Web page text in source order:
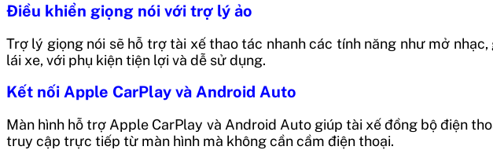
Điều khiển giọng nói với trợ lý ảo
Trợ lý giọng nói sẽ hỗ trợ tài xế thao tác nhanh các tính năng như mở
lái xe, với phụ kiện tiện lợi và dễ sử dụng.
Kết nối Apple CarPlay và Android Auto
Màn hình hỗ trợ Apple CarPlay và Android Auto giúp tài xế đồng bộ điện
truy cập trực tiếp từ màn hình mà không cần cầm điện thoại.